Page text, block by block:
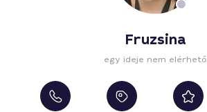
Fruzsina
egy ideje nem elérhető